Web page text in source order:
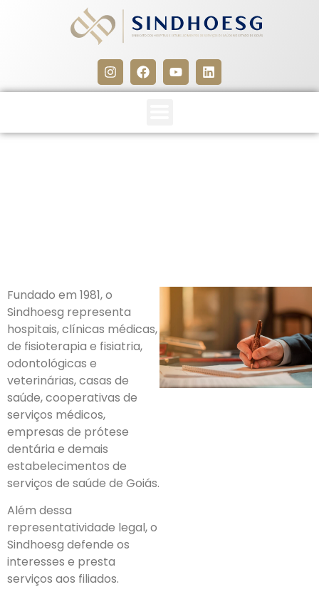
Fundado em 1981, o
Sindhoesg representa
hospitais, clínicas médicas,
de fisioterapia e fisiatria,
odontológicas e
veterinárias, casas de
saúde, cooperativas de
serviços médicos,
empresas de prótese
dentária e demais
estabelecimentos de
serviços de saúde de Goiás.
Além dessa
representatividade legal, o
Sindhoesg defende os
interesses e presta
serviços aos filiados.